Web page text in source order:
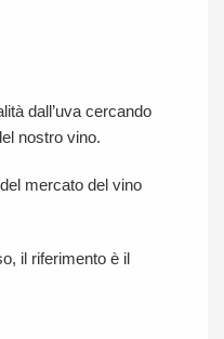
dall’uva cercando
nostro vino.
mercato del vino
il riferimento è il